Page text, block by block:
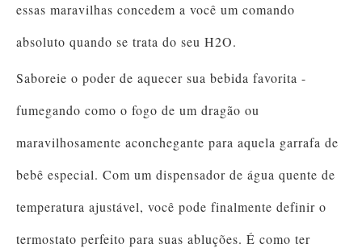
essas maravilhas concedem a você um comando
absoluto quando se trata do seu H2O.
Saboreie o poder de aquecer sua bebida favorita -
fumegando como o fogo de um dragão ou
maravilhosamente aconchegante para aquela garrafa de
bebê especial. Com um dispensador de água quente de
temperatura ajustável, você pode finalmente definir o
termostato perfeito para suas abluções. É como ter